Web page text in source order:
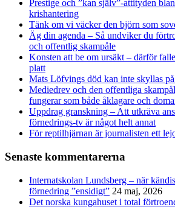
Prestige och ”kan själv”-attityden
krishantering
Tänk om vi väcker den björn som
Äg din agenda – Så undviker du
och offentlig skampåle
Konsten att be om ursäkt – därför
platt
Mats Löfvings död kan inte skyllas
Mediedrev och den offentliga
fungerar som både åklagare och
Uppdrag granskning – Att utkräva
förnedrings-tv är något helt annat
För reptilhjärnan är journalisten ett
Senaste kommentarerna
Internatskolan Lundsberg – när
förnedring ”ensidigt” 24 maj, 2026
Det norska kungahuset i total